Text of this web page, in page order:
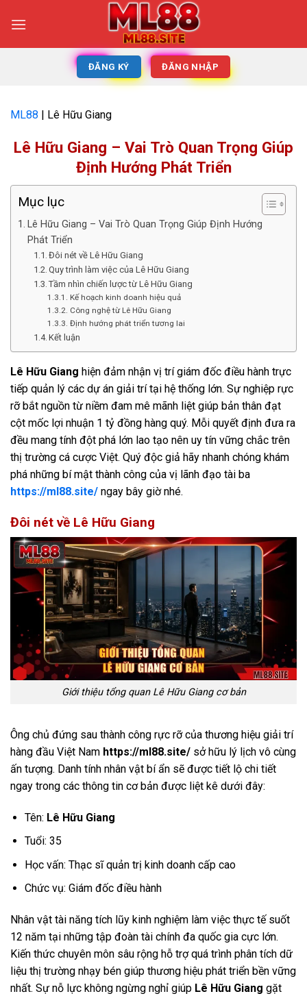
ĐĂNG KÝ ĐĂNG NHẬP
ML88 | Lê Hữu Giang
Lê Hữu Giang – Vai Trò Quan Trọng Giúp
Định Hướng Phát Triển
Mục lục
Lê Hữu Giang – Vai Trò Quan Trọng Giúp Định Hướng
Phát Triển
Đôi nét về Lê Hữu Giang
Quy trình làm việc của Lê Hữu Giang
Tầm nhìn chiến lược từ Lê Hữu Giang
Kế hoạch kinh doanh hiệu quả
Công nghệ từ Lê Hữu Giang
Định hướng phát triển tương lai
Kết luận
Lê Hữu Giang hiện đảm nhận vị trí giám đốc điều hành trực
tiếp quản lý các dự án giải trí tại hệ thống lớn. Sự nghiệp rực
rỡ bắt nguồn từ niềm đam mê mãnh liệt giúp bản thân đạt
cột mốc lợi nhuận 1 tỷ đồng hàng quý. Mỗi quyết định đưa ra
đều mang tính đột phá lớn lao tạo nên uy tín vững chắc trên
thị trường cá cược Việt. Quý độc giả hãy nhanh chóng khám
phá những bí mật thành công của vị lãnh đạo tài ba
https://ml88.site/ ngay bây giờ nhé.
Đôi nét về Lê Hữu Giang
Giới thiệu tổng quan Lê Hữu Giang cơ bản
Ông chủ đứng sau thành công rực rỡ của thương hiệu giải trí
hàng đầu Việt Nam https://ml88.site/ sở hữu lý lịch vô cùng
ấn tượng. Danh tính nhân vật bí ẩn sẽ được tiết lộ chi tiết
ngay trong các thông tin cơ bản được liệt kê dưới đây:
Tên: Lê Hữu Giang
Tuổi: 35
Học vấn: Thạc sĩ quản trị kinh doanh cấp cao
Chức vụ: Giám đốc điều hành
Nhân vật tài năng tích lũy kinh nghiệm làm việc thực tế suốt
12 năm tại những tập đoàn tài chính đa quốc gia cực lớn.
Kiến thức chuyên môn sâu rộng hỗ trợ quá trình phân tích dữ
liệu thị trường nhạy bén giúp thương hiệu phát triển bền vững
nhất. Sự nỗ lực không ngừng nghỉ giúp Lê Hữu Giang gặt